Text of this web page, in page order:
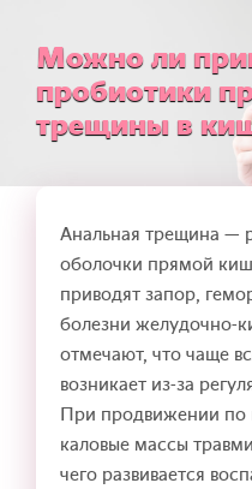
Можно ли
пробиотики
трещины в
Анальная трещина —
оболочки прямой
приводят запор,
болезни желудочно-
отмечают, что чаще
возникает из-за
При продвижении по
каловые массы
чего развивается